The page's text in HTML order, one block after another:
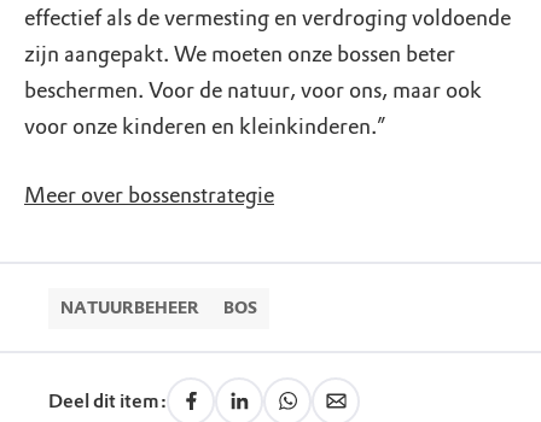
effectief als de vermesting en verdroging voldoende
zijn aangepakt. We moeten onze bossen beter
beschermen. Voor de natuur, voor ons, maar ook
voor onze kinderen en kleinkinderen.”
Meer over bossenstrategie
NATUURBEHEER BOS
Deel dit item: